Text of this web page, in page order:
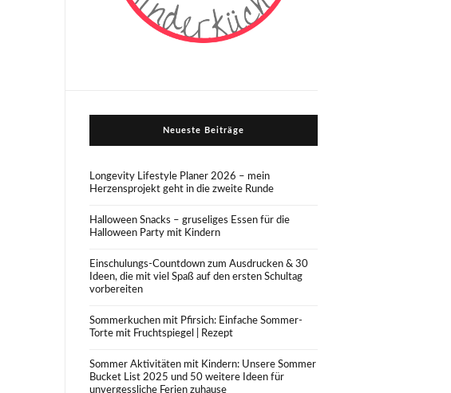
Neueste Beiträge
Longevity Lifestyle Planer 2026 – mein
Herzensprojekt geht in die zweite Runde
Halloween Snacks – gruseliges Essen für die
Halloween Party mit Kindern
Einschulungs-Countdown zum Ausdrucken & 30
Ideen, die mit viel Spaß auf den ersten Schultag
vorbereiten
Sommerkuchen mit Pfirsich: Einfache Sommer-
Torte mit Fruchtspiegel | Rezept
Sommer Aktivitäten mit Kindern: Unsere Sommer
Bucket List 2025 und 50 weitere Ideen für
unvergessliche Ferien zuhause